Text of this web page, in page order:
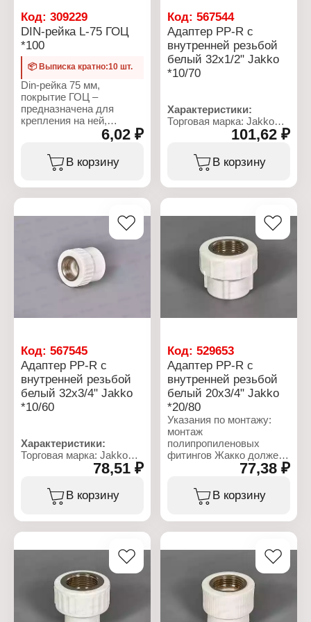
Код: 309229
DIN-рейка L-75 ГОЦ
*100
📦 Выписка кратно:10 шт.
Din-рейка 75 мм,
покрытие ГОЦ –
предназначена для
крепления на ней,
различных элементов
оборудования,
электрических
Цинковое покрытие –
покрытие, которое
предохраняет металл от
коррозии и предает
поверхности изделия
блестящий оттенок.
Характеристики:
Тип товара: Рейка
крепежа
Вид товара: DIN-рейка
Длина: 75 мм
Высота: 35 мм
Толщина: 0,8 мм
Покрытие: ГОЦ
6,02 ₽
В корзину
Код:567544
Адаптер PP-R с
внутренней резьбой
белый 32x1/2" Jakko
*10/70
Характеристики:
Торговая марка: Jakko
Артикул: 101223322K
Тип товара: Адаптер
Назначение: для
монтажа систем
Размер: 32x1/2"
Вид резьбы: внутренняя
Материал: PP-R
Материал резьбового
соединения: латунь
Цвет: белый
101,62 ₽
В корзину
Код: 567545
Адаптер PP-R с
внутренней резьбой
белый 32x3/4" Jakko
*10/60
Характеристики:
Торговая марка: Jakko
Артикул: 101224324K
Тип товара: Адаптер
Назначение: для
монтажа систем
Размер: 32x3/4"
Вид резьбы: внутренняя
Материал: PP-R
Материал резьбового
соединения: латунь
78,51 ₽
В корзину
Код:529653
Адаптер PP-R с
внутренней резьбой
белый 20x3/4" Jakko
*20/80
Указания по монтажу:
монтаж
полипропиленовых
фитингов Жакко должен
осуществляться при
окружающей среды не
ниже +5 °С. Соединения
полифузионной
помощью специального
сварочного аппарата.
Настроечная рабочая
температура 260 °С.
77,38 ₽
В корзину